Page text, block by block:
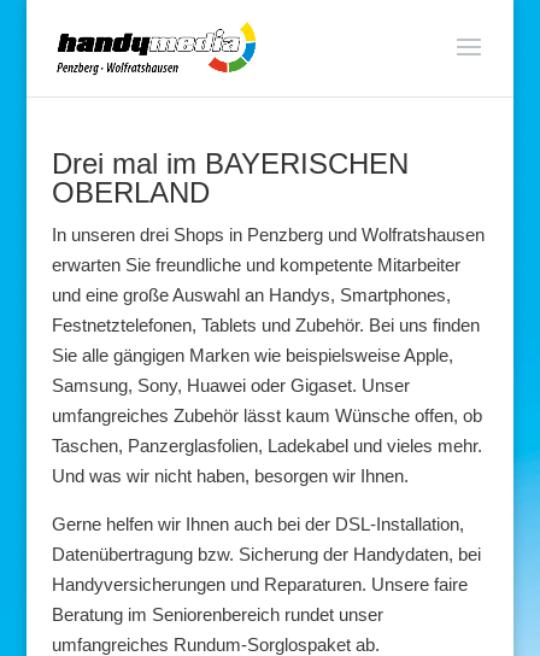
Drei mal im BAYERISCHEN
OBERLAND
In unseren drei Shops in Penzberg und Wolfratshausen
erwarten Sie freundliche und kompetente Mitarbeiter
und eine große Auswahl an Handys, Smartphones,
Festnetztelefonen, Tablets und Zubehör. Bei uns finden
Sie alle gängigen Marken wie beispielsweise Apple,
Samsung, Sony, Huawei oder Gigaset. Unser
umfangreiches Zubehör lässt kaum Wünsche offen, ob
Taschen, Panzerglasfolien, Ladekabel und vieles mehr.
Und was wir nicht haben, besorgen wir Ihnen.
Gerne helfen wir Ihnen auch bei der DSL-Installation,
Datenübertragung bzw. Sicherung der Handydaten, bei
Handyversicherungen und Reparaturen. Unsere faire
Beratung im Seniorenbereich rundet unser
umfangreiches Rundum-Sorglospaket ab.